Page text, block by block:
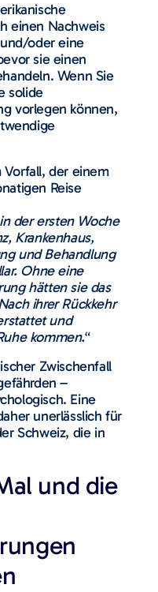
einen Nachweis
oder eine
sie einen
Wenn Sie
solide
vorlegen können,
der einem
Reise
der ersten Woche
Krankenhaus,
und Behandlung
Ohne eine
hätten sie das
ihrer Rückkehr
und
kommen.“
Zwischenfall
–
Eine
unerlässlich für
Schweiz, die in
und die